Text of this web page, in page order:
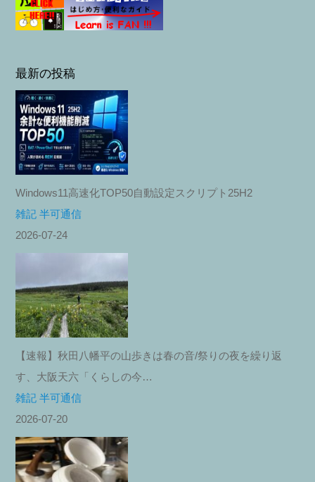
最新の投稿
Windows11高速化TOP50自動設定スクリプト25H2
雑記 半可通信
2026-07-24
【速報】秋田八幡平の山歩きは春の音/祭りの夜を繰り返
す、大阪天六「くらしの今…
雑記 半可通信
2026-07-20